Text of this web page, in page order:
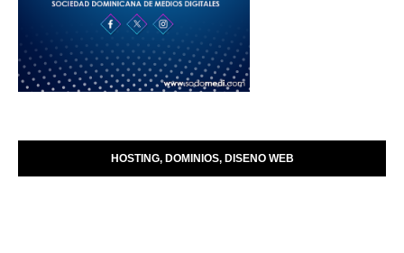
HOSTING, DOMINIOS, DISENO WEB